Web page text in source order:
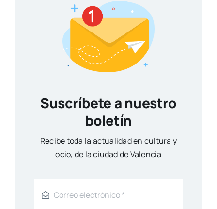
Suscríbete a nuestro
boletín
Reci­be toda la actua­li­dad en cul­tu­ra y
ocio, de la ciu­dad de Valen­cia
SUSCRÍBETE